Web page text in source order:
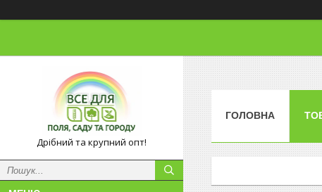
Дрібний та крупний опт!
ГОЛОВНА